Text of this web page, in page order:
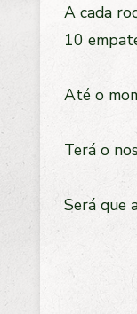
A cada
10
Até o
Terá o
Será que